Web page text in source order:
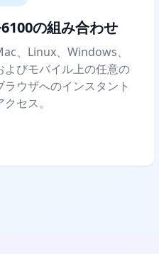
の組み合わせ
、Linux、Windows、
よびモバイル上の任意の
ラウザへのインスタント
クセス。